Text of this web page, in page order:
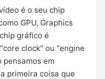
é o seu chip
GPU, Graphics
gráfico é
clock” ou “engine
pensamos em
primeira coisa que